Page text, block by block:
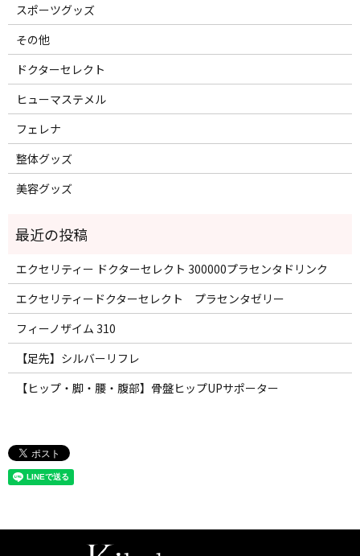
スポーツグッズ
その他
ドクターセレクト
ヒューマステメル
フェレナ
整体グッズ
美容グッズ
エクセリティー ドクターセレクト 300000プラセンタドリンク
エクセリティードクターセレクト プラセンタゼリー
フィーノザイム 310
【足先】シルバーリフレ
【ヒップ・脚・腰・腹部】骨盤ヒップUPサポーター